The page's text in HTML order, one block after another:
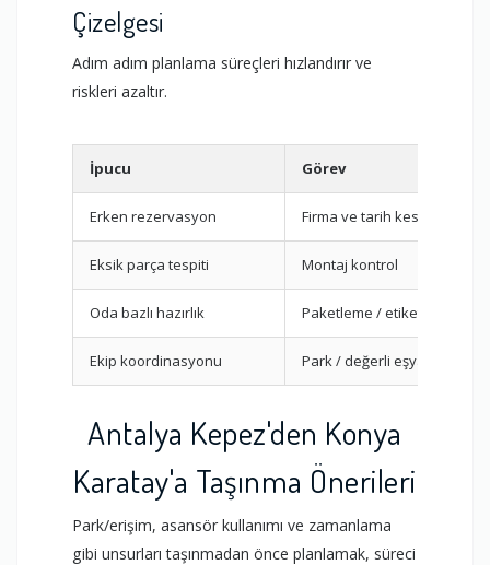
Çizelgesi
Adım adım planlama süreçleri hızlandırır ve
riskleri azaltır.
İpucu Görev
Erken rezervasyon Firma ve tarih kesinleştirme
Eksik parça tespiti Montaj kontrol
Oda bazlı hazırlık Paketleme / etiketleme
Ekip koordinasyonu Park / değerli eşyalar
Antalya Kepez'den Konya
Karatay'a Taşınma Önerileri
Park/erişim, asansör kullanımı ve zamanlama
gibi unsurları taşınmadan önce planlamak, süreci